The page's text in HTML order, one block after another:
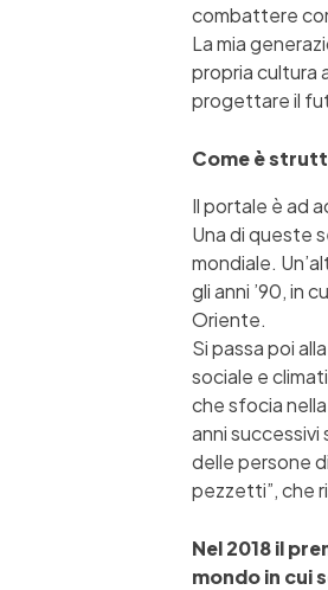
combattere
La mia
propria cultura
progettare il
Come è
Il portale è ad
Una di queste
mondiale.
gli anni ’90, in
Oriente.
Si passa poi
sociale e
che sfocia
anni
delle persone
pezzetti”, che
Nel 2018 il
mondo in cui